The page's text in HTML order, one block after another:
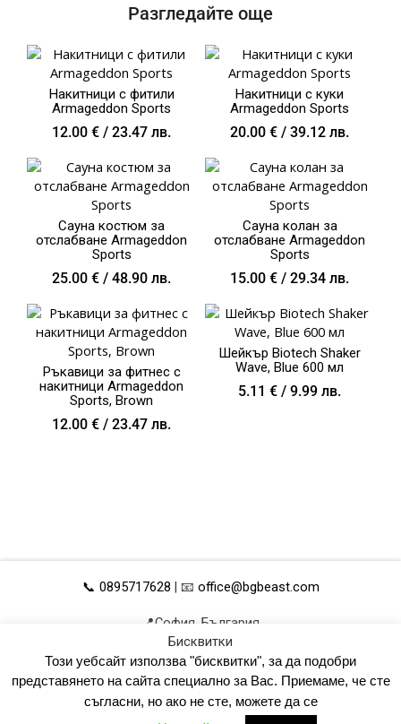
Разгледайте още
Накитници с фитили
Armageddon Sports
12.00 € / 23.47 лв.
Накитници с куки
Armageddon Sports
20.00 € / 39.12 лв.
Сауна костюм за
отслабване Armageddon
Sports
25.00 € / 48.90 лв.
Сауна колан за
отслабване Armageddon
Sports
15.00 € / 29.34 лв.
Ръкавици за фитнес с
накитници Armageddon
Sports, Brown
12.00 € / 23.47 лв.
Шейкър Biotech Shaker
Wave, Blue 600 мл
5.11 € / 9.99 лв.
📞 0895717628 | 📧 office@bgbeast.com
📍София, България
ОБЩИ УСЛОВИЯ
УПРАВЛЕНИЕ НА ДАННИ
ПОЛИТИКА ЗА ПОВЕРИТЕЛНОСТ
КАРТА НА САЙТА
© 2023 всички права запазени!
Бисквитки
Този уебсайт използва "бисквитки", за да подобри
представянето на сайта специално за Вас. Приемаме, че сте
съгласни, но ако не сте, можете да се